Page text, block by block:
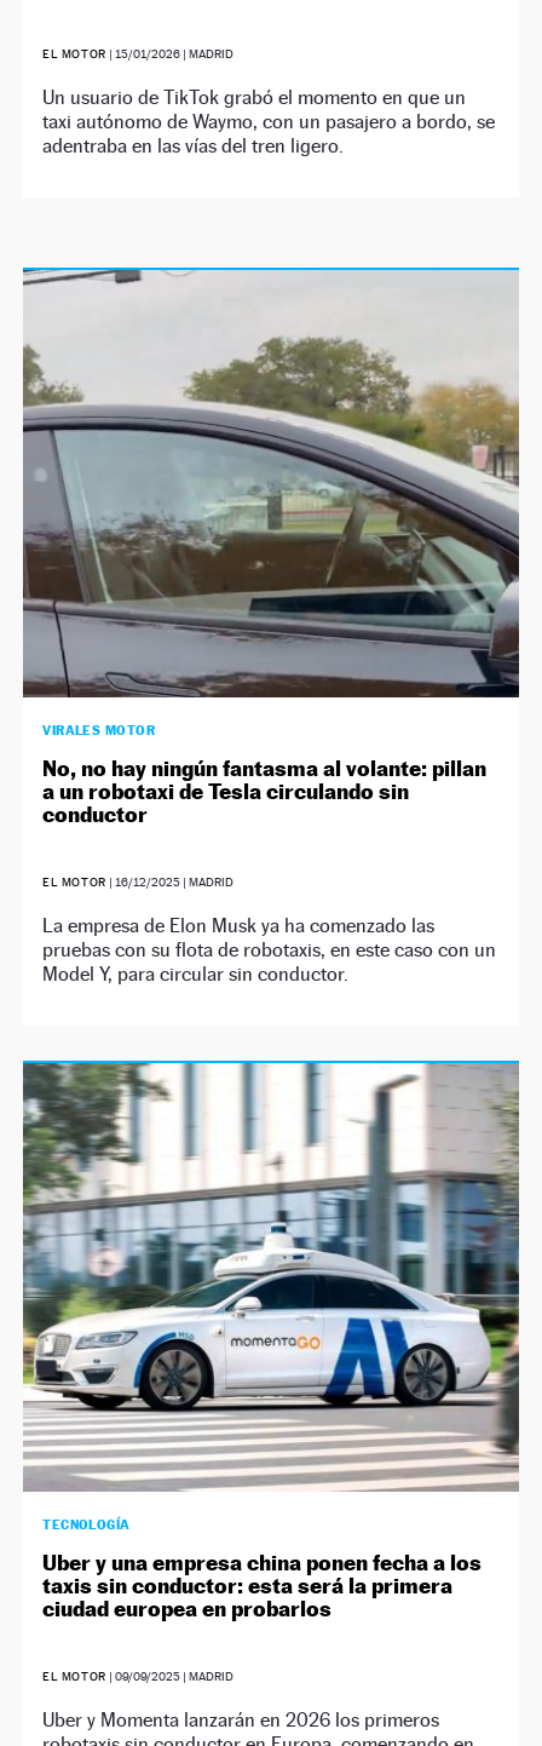
EL MOTOR | 15/01/2026| MADRID
Un usuario de TikTok grabó el momento en que un
taxi autónomo de Waymo, con un pasajero a bordo, se
adentraba en las vías del tren ligero.
VIRALES MOTOR
No, no hay ningún fantasma al volante: pillan
a un robotaxi de Tesla circulando sin
conductor
EL MOTOR | 16/12/2025| MADRID
La empresa de Elon Musk ya ha comenzado las
pruebas con su flota de robotaxis, en este caso con un
Model Y, para circular sin conductor.
TECNOLOGÍA
Uber y una empresa china ponen fecha a los
taxis sin conductor: esta será la primera
ciudad europea en probarlos
EL MOTOR | 09/09/2025| MADRID
Uber y Momenta lanzarán en 2026 los primeros